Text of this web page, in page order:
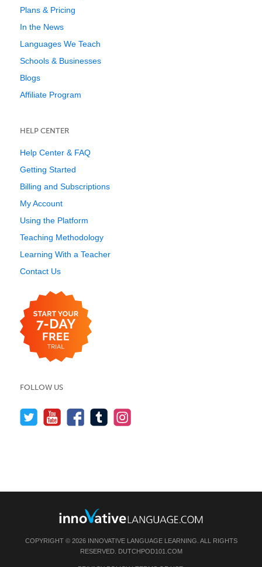
Plans & Pricing
In the News
Languages We Teach
Schools & Businesses
Blogs
Affiliate Program
HELP CENTER
Help Center & FAQ
Getting Started
Billing and Subscriptions
My Account
Using the Platform
Teaching Methodology
Learning With a Teacher
Contact Us
FOLLOW US
COPYRIGHT © 2026 INNOVATIVE LANGUAGE LEARNING. ALL RIGHTS
RESERVED. DUTCHPOD101.COM